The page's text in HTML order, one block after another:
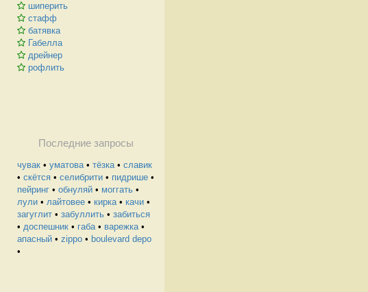
шиперить
стафф
батявка
Габелла
дрейнер
рофлить
Последние запросы
чувак • уматова• тёзка• славик
• скётся • селибрити • пидрише •
пейринг • обнуляй • моггать •
лули • лайтовее • кирка• качи •
загуглит • забуллить • забиться
• доспешник • габа• варежка•
апасный • zippo • boulevard depo
•